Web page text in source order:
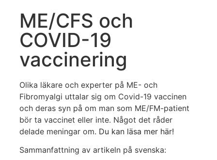
ME/CFS och
COVID-19
vaccinering
Olika läkare och experter på ME- och
Fibromyalgi uttalar sig om Covid-19 vaccinen
och deras syn på om man som ME/FM-patient
bör ta vaccinet eller inte. Något det råder
delade meningar om. Du kan läsa mer här!
Sammanfattning av artikeln på svenska: